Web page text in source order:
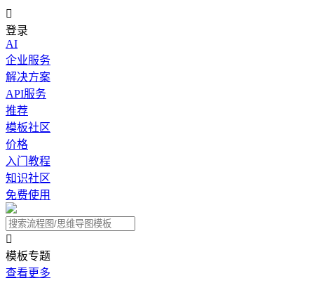

登录
AI
企业服务
解决方案
API服务
推荐
模板社区
价格
入门教程
知识社区
免费使用

模板专题
查看更多